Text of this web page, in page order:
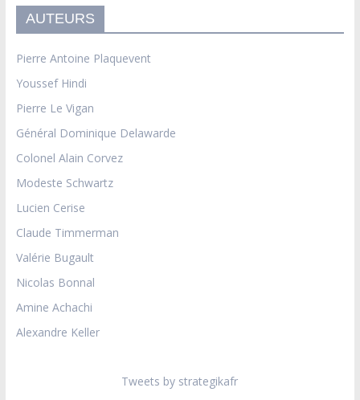
AUTEURS
Pierre Antoine Plaquevent
Youssef Hindi
Pierre Le Vigan
Général Dominique Delawarde
Colonel Alain Corvez
Modeste Schwartz
Lucien Cerise
Claude Timmerman
Valérie Bugault
Nicolas Bonnal
Amine Achachi
Alexandre Keller
Tweets by strategikafr